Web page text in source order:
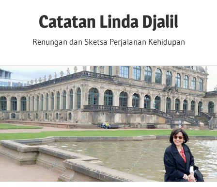
Catatan Linda Djalil
Renungan dan Sketsa Perjalanan Kehidupan